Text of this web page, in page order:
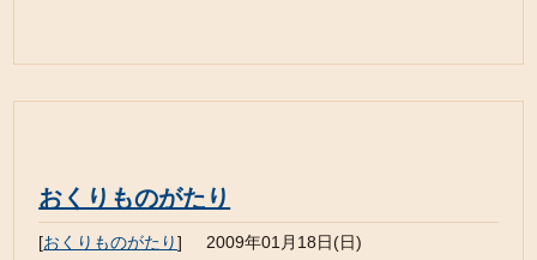
おくりものがたり
[おくりものがたり] 2009年01月18日(日)